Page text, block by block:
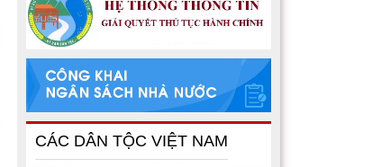
CÁC DÂN TỘC VIỆT NAM